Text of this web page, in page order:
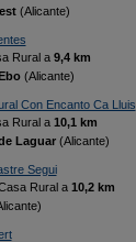
(Alicante)
Rural a 9,4 km
(Alicante)
Con Encanto Ca Lluis
Rural a 10,1 km
Laguar(Alicante)
Segui
Rural a 10,2 km